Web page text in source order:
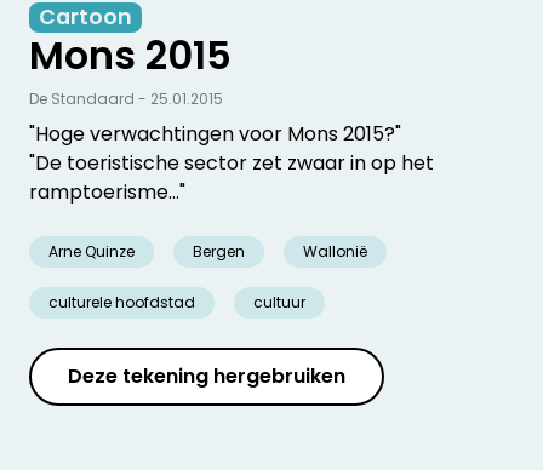
Cartoon
Mons 2015
"Hoge verwachtingen voor Mons 2015?"
"De toeristische sector zet zwaar in op het
ramptoerisme..."
Arne Quinze Bergen Wallonië
culturele hoofdstad cultuur
De Standaard - 25.01.2015
Deze tekening hergebruiken